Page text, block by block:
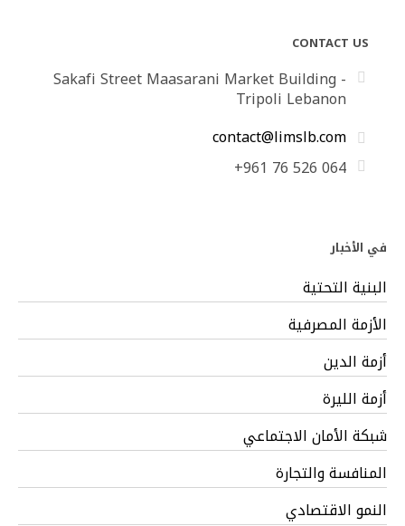
CONTACT US
Sakafi Street Maasarani Market Building -
Tripoli Lebanon
contact@limslb.com
+961 76 526 064
في الأخبار
البنية التحتية
الأزمة المصرفية
أزمة الدين
أزمة الليرة
شبكة الأمان الاجتماعي
المنافسة والتجارة
النمو الاقتصادي